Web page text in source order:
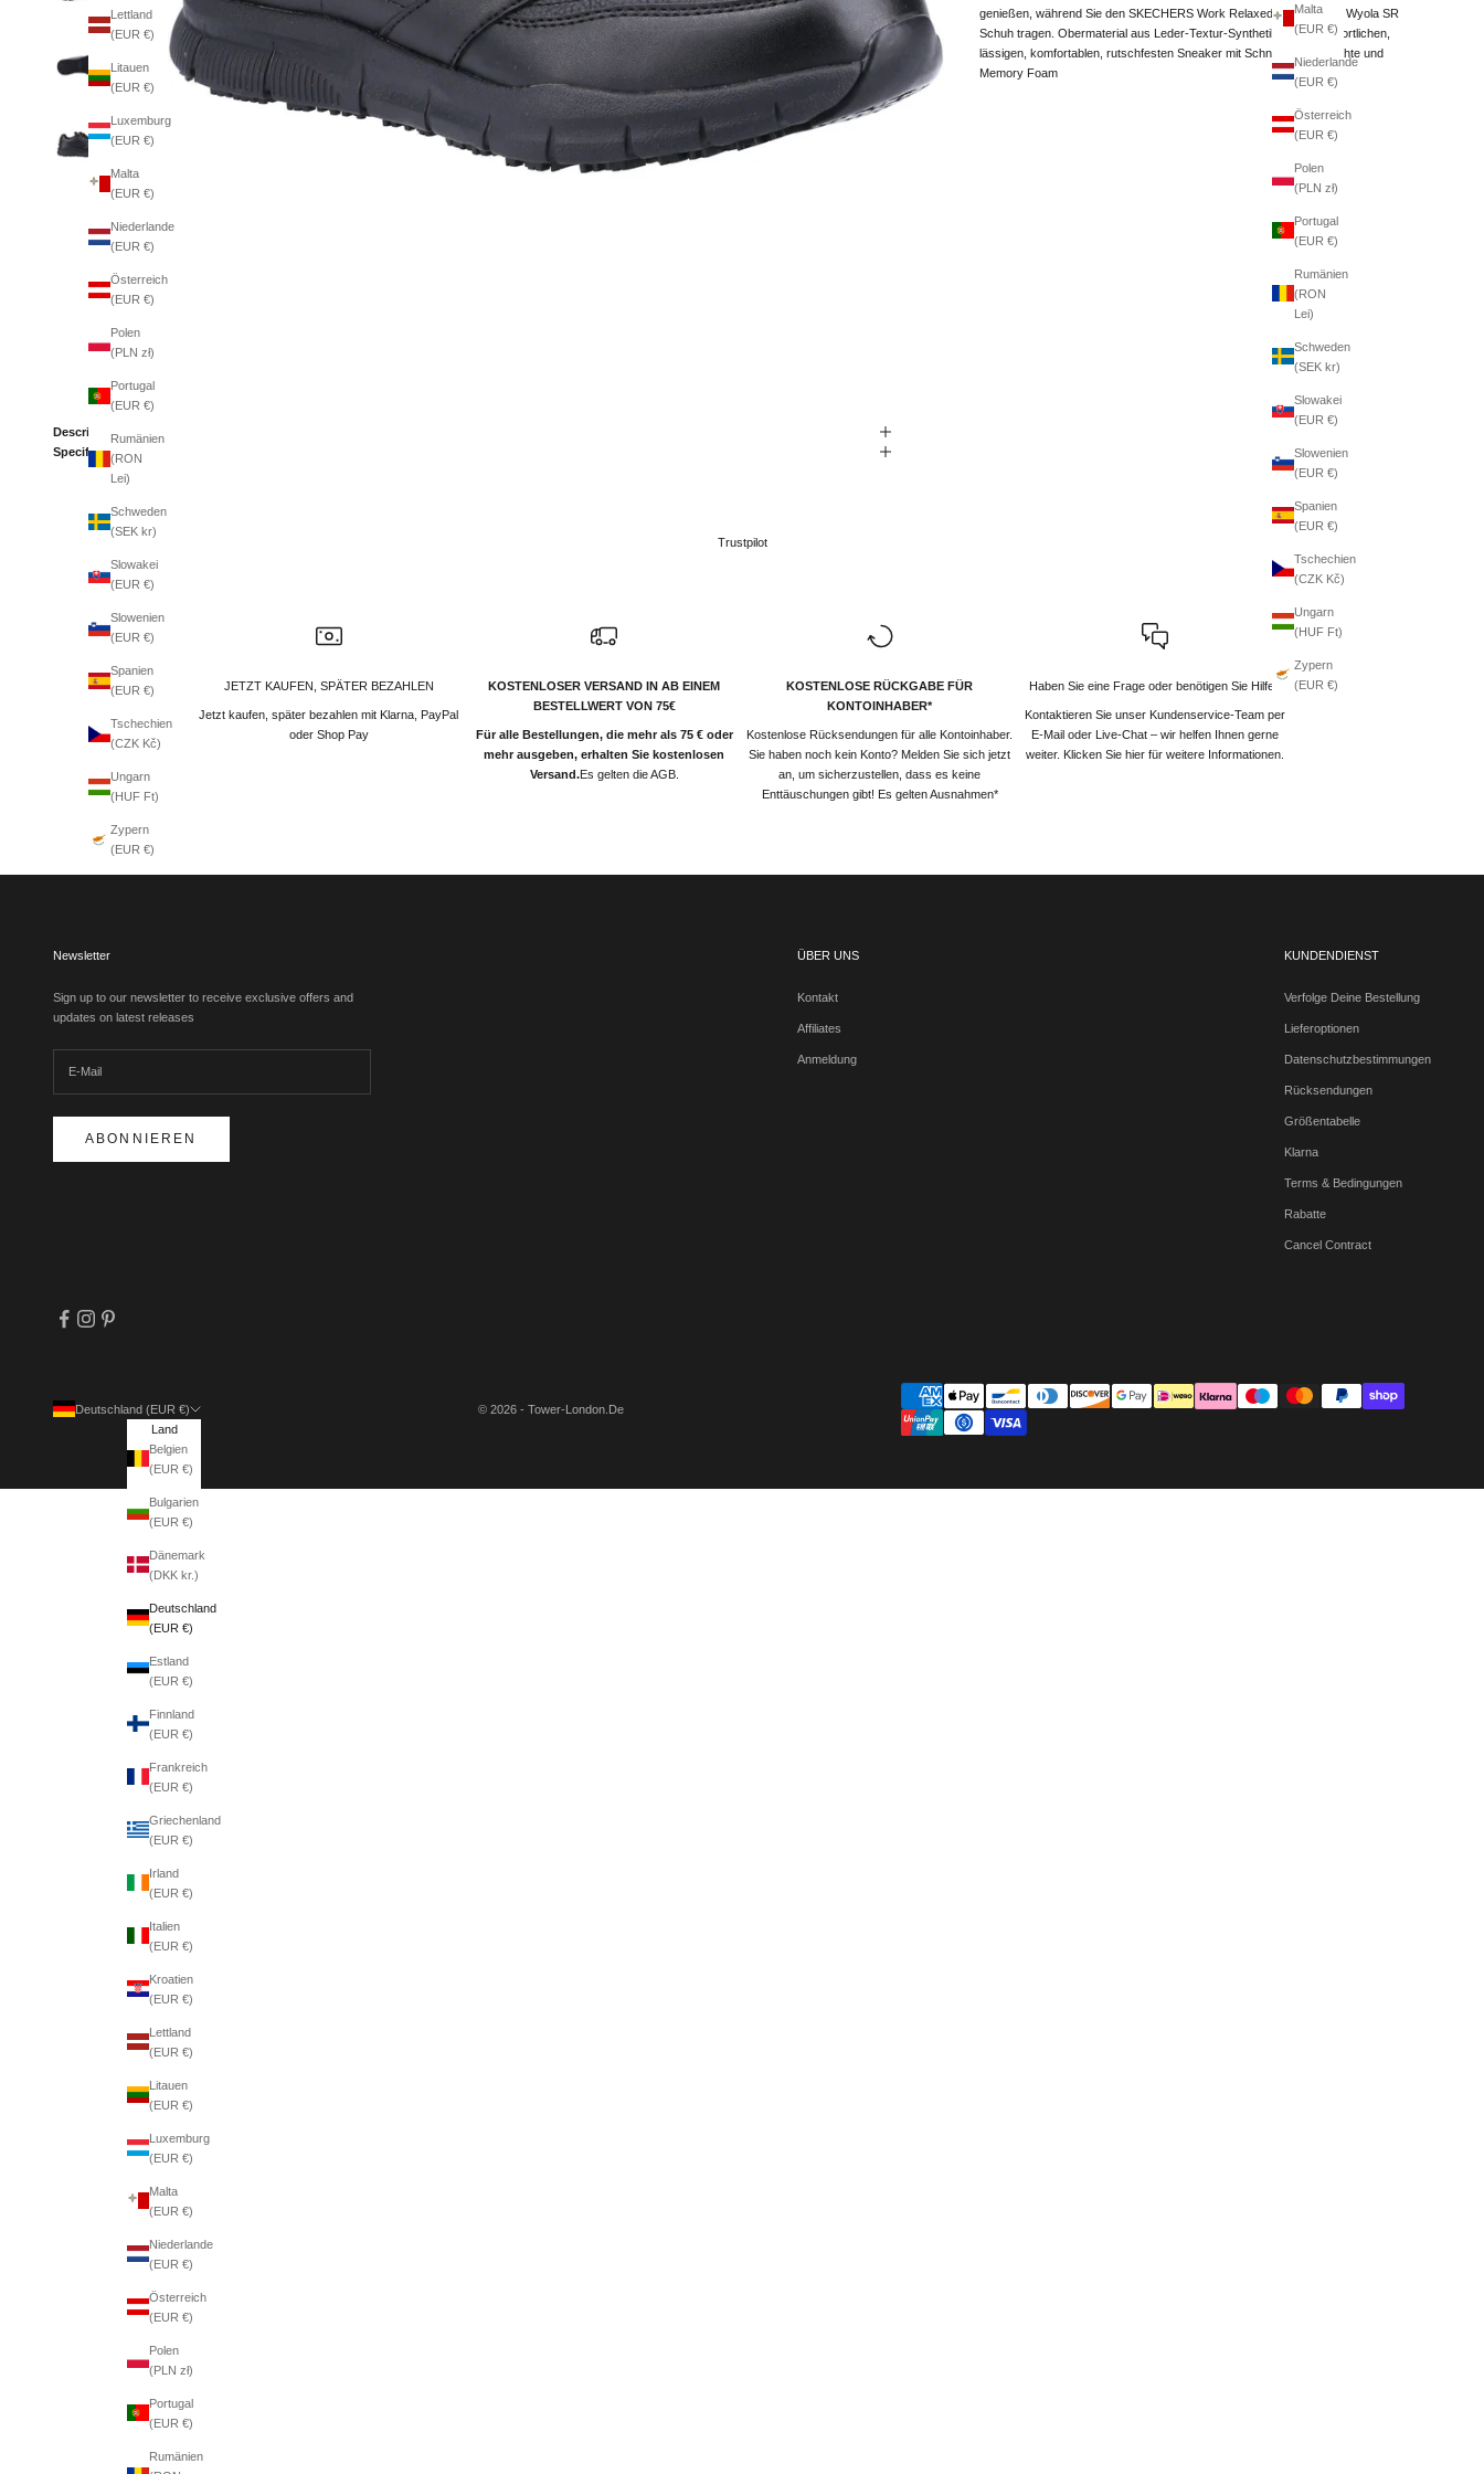
Malta
(EUR €)
Niederlande
(EUR €)
Österreich
(EUR €)
Polen
(PLN zł)
Portugal
(EUR €)
Rumänien
(RON
Lei)
Schweden
(SEK kr)
Slowakei
(EUR €)
Slowenien
(EUR €)
Spanien
(EUR €)
Tschechien
(CZK Kč)
Ungarn
(HUF Ft)
Zypern
(EUR €)
Lettland
(EUR €)
Litauen
(EUR €)
Luxemburg
(EUR €)
Malta
(EUR €)
Niederlande
(EUR €)
Österreich
(EUR €)
Polen
(PLN zł)
Portugal
(EUR €)
Rumänien
(RON
Lei)
Schweden
(SEK kr)
Slowakei
(EUR €)
Slowenien
(EUR €)
Spanien
(EUR €)
Tschechien
(CZK Kč)
Ungarn
(HUF Ft)
Zypern
(EUR €)
genießen, während Sie den SKECHERS Work Relaxed Fit: Nampa - Wyola SR
Schuh tragen. Obermaterial aus Leder-Textur-Synthetik in einem sportlichen,
lässigen, komfortablen, rutschfesten Sneaker mit Schnürung, Ziernähte und
Memory Foam
Description
Specifications
Trustpilot
JETZT KAUFEN, SPÄTER BEZAHLEN
Jetzt kaufen, später bezahlen mit Klarna, PayPal
oder Shop Pay
KOSTENLOSER VERSAND IN AB EINEM
BESTELLWERT VON 75€
Für alle Bestellungen, die mehr als 75 € oder
mehr ausgeben, erhalten Sie kostenlosen
Versand.Es gelten die AGB.
KOSTENLOSE RÜCKGABE FÜR
KONTOINHABER*
Kostenlose Rücksendungen für alle Kontoinhaber.
Sie haben noch kein Konto? Melden Sie sich jetzt
an, um sicherzustellen, dass es keine
Enttäuschungen gibt! Es gelten Ausnahmen*
Haben Sie eine Frage oder benötigen Sie Hilfe?
Kontaktieren Sie unser Kundenservice-Team per
E-Mail oder Live-Chat – wir helfen Ihnen gerne
weiter. Klicken Sie hier für weitere Informationen.
Newsletter
Sign up to our newsletter to receive exclusive offers and
updates on latest releases
ABONNIEREN
ÜBER UNS
Kontakt
Affiliates
Anmeldung
KUNDENDIENST
Verfolge Deine Bestellung
Lieferoptionen
Datenschutzbestimmungen
Rücksendungen
Größentabelle
Klarna
Terms & Bedingungen
Rabatte
Cancel Contract
Deutschland (EUR €)
Land
Belgien
(EUR €)
Bulgarien
(EUR €)
Dänemark
(DKK kr.)
Deutschland
(EUR €)
Estland
(EUR €)
Finnland
(EUR €)
Frankreich
(EUR €)
Griechenland
(EUR €)
Irland
(EUR €)
Italien
(EUR €)
Kroatien
(EUR €)
Lettland
(EUR €)
Litauen
(EUR €)
Luxemburg
(EUR €)
Malta
(EUR €)
Niederlande
(EUR €)
Österreich
(EUR €)
Polen
(PLN zł)
Portugal
(EUR €)
Rumänien
© 2026 - Tower-London.De